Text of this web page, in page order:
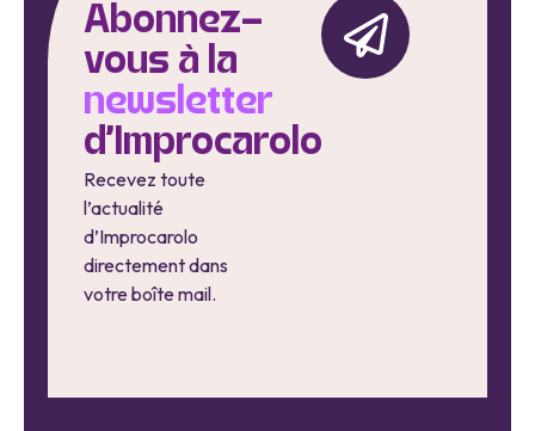
Abonnez-
vous à la
newsletter
d'Improcarolo
Recevez toute
l’actualité
d’Improcarolo
directement dans
votre boîte mail.